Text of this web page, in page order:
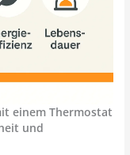
einem Thermostat
und